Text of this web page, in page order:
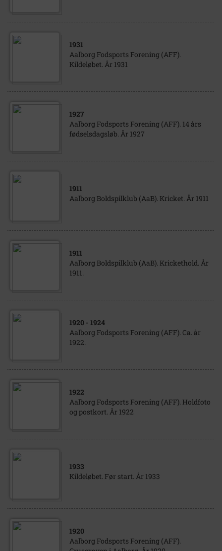
1931
Aalborg Fodsports Forening (AFF).
Kildeløbet. År 1931
1927
Aalborg Fodsports Forening (AFF). 14 års
fødselsdagsløb. År 1927
1911
Aalborg Boldspilklub (AaB). Kricket. År 1911
1911
Aalborg Boldspilklub (AaB). Krickethold. År
1911.
1920 - 1924
Aalborg Fodsports Forening (AFF). Ca. år
1922.
1922
Aalborg Fodsports Forening (AFF). Holdfoto
og postkort. År 1922
1933
Kildeløbet. Før start. År 1933
1920
Aalborg Fodsports Forening (AFF).